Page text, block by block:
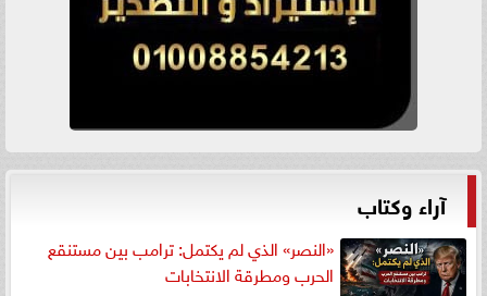
آراء وكتاب
«النصر» الذي لم يكتمل: ترامب بين مستنقع
الحرب ومطرقة الانتخابات